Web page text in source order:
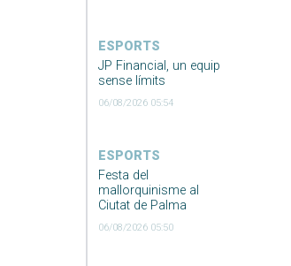
ESPORTS
JP Financial, un equip
sense límits
06/08/2026 05:54
ESPORTS
Festa del
mallorquinisme al
Ciutat de Palma
06/08/2026 05:50